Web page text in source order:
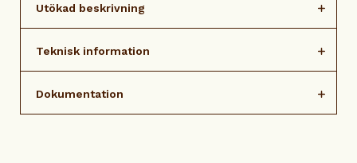
Utökad beskrivning
Teknisk information
Dokumentation